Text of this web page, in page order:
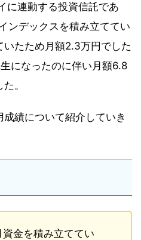
に連動する投資信託であ
ンデックスを積み立ててい
いたため月額2.3万円でした
になったのに伴い月額6.8
。
績について紹介していき
金を積み立ててい